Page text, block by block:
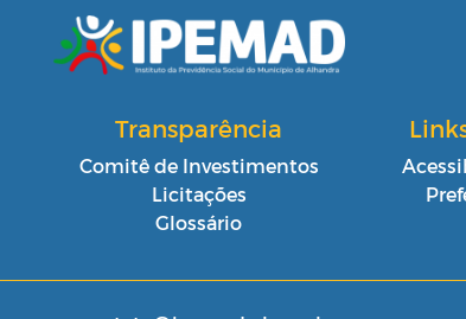
Transparência
Comitê de Investimentos
Licitações
Glossário